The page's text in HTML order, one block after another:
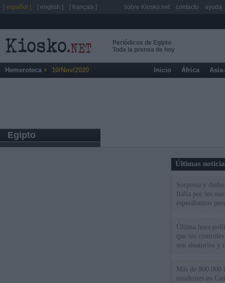
Periódicos de Egipto
Toda la prensa de hoy
Hemeroteca 10/Nov/2020 Inicio África
Egipto
Últimas
Sorpresa y
Italia por los
esperábamos
Última hora
que los
son aleatorios y
Más de 800.000
residentes en
[ español ] [ english ] [ français ] sobre Kiosko.net contacto ayuda